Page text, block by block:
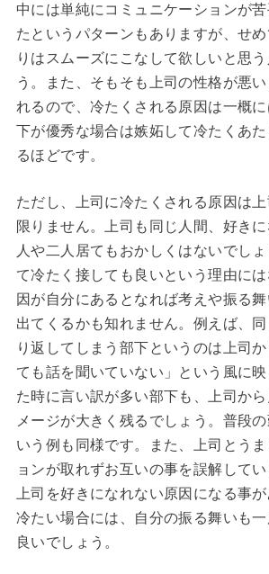
中には単純にコミュニケーションが
たというパターンもありますが、せ
りはスムーズにこなして欲しいと思
う。また、そもそも上司の性格が悪
れるので、冷たくされる原因は一概
下が優秀な場合は嫉妬して冷たくあ
るほどです。
ただし、上司に冷たくされる原因は
限りません。上司も同じ人間、好き
人や二人居てもおかしくはないでし
て冷たく接しても良いという理由に
因が自分にあるとなれば考えや振る
出てくるかも知れません。例えば、
り返してしまう部下というのは上司
ても話を聞いていない」という風に
た時に言い訳が多い部下も、上司か
メージが大きく残るでしょう。普段
いう例も同様です。また、上司とう
ョンが取れずお互いの事を誤解してい
上司を好きになれない原因になる事
冷たい場合には、自分の振る舞いも
良いでしょう。